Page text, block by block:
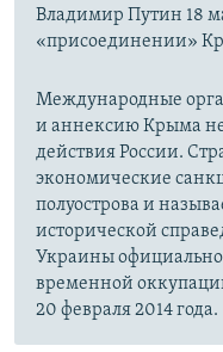
Владимир Путин 18
«присоединении»
Международные
и аннексию Крыма
действия России.
экономические
полуострова и
исторической
Украины официально
временной
20 февраля 2014 года.